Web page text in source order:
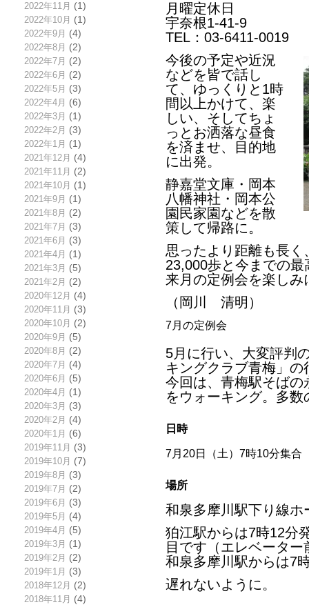
2022年11月 (1)
2022年10月 (1)
2022年9月 (4)
2022年8月 (2)
2022年7月 (2)
2022年6月 (2)
2022年5月 (3)
2022年4月 (6)
2022年3月 (1)
2022年2月 (3)
2022年1月 (1)
2021年12月 (4)
2021年11月 (2)
2021年10月 (1)
2021年9月 (1)
2021年8月 (2)
2021年7月 (3)
2021年6月 (3)
2021年4月 (1)
2021年3月 (5)
2021年2月 (2)
2020年12月 (4)
2020年11月 (3)
2020年10月 (2)
2020年9月 (5)
2020年8月 (2)
2020年7月 (4)
2020年6月 (5)
2020年4月 (1)
2020年3月 (3)
2020年2月 (4)
2020年1月 (6)
2019年11月 (3)
2019年10月 (7)
2019年8月 (3)
2019年7月 (2)
2019年6月 (3)
2019年5月 (4)
2019年4月 (5)
2019年3月 (1)
2019年2月 (2)
2019年1月 (3)
2018年12月 (2)
2018年11月 (4)
月曜定休日
宇奈根1-41-9
TEL：03-6411-0019
今後の予定や近況
などを皆で話し
て、ゆっくりと1時
間以上かけて、楽
しい、そしてちょ
っとお洒落な昼食
を済ませ、目的地
に出発。
静嘉堂文庫・岡本
八幡神社・岡本公
園民家園などを散
策して帰路に。
思ったより距離も長
23,000歩と今までの
来月の定例会を楽し
（岡川 清明）
7月の定例会
5月に行い、大変評判
キングクラブ青梅」
今回は、青梅駅そば
をウォーキング。多
日時
7月20日（土）7時10分集合
場所
和泉多摩川駅下り線ホ
狛江駅からは7時12分
目です（エレベーター
和泉多摩川駅からは7
遅れないように。